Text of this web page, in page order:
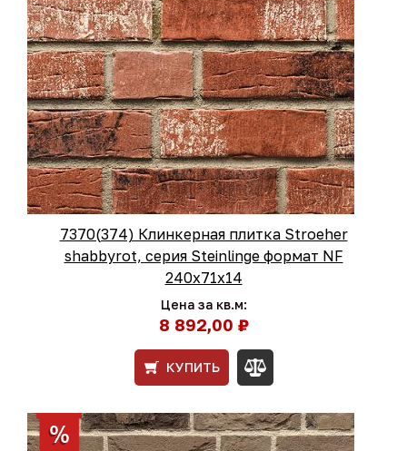
7370(374) Клинкерная плитка Stroeher
shabbyrot, серия Steinlinge формат NF
240х71х14
Цена за кв.м:
8 892,00 ₽
КУПИТЬ